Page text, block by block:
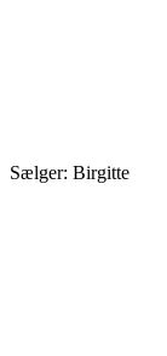
Sælger: Birgitte